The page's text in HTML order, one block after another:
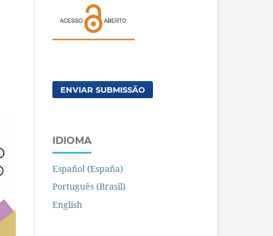
ENVIAR SUBMISSÃO
IDIOMA
Español (España)
Português (Brasil)
English